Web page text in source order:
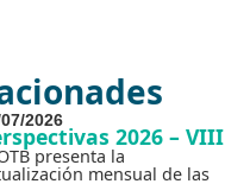
2026
2026 – VIII
presenta la
mensual de las